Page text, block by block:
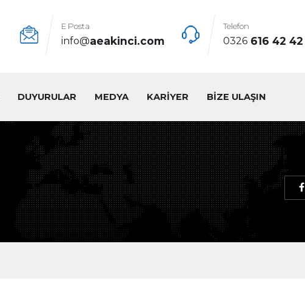
E Posta
info@aeakinci.com
Telefon
0326 616 42 42
DUYURULAR MEDYA KARİYER BİZE ULAŞIN